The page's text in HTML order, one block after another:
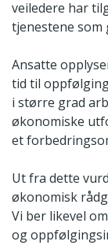
veiledere har
tjenestene som
Ansatte
tid til
i større grad
økonomiske
et
Ut fra dette
økonomisk
Vi ber likevel
og